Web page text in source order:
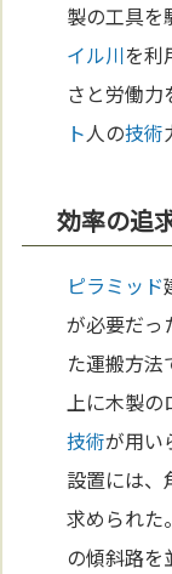
製の工具を
イル川を利
さと労働
ト人の技術
効率の追
ピラミッド
が必要だっ
た運搬方法
上に木製の
技術が用い
設置には、
求められた
の傾斜路を